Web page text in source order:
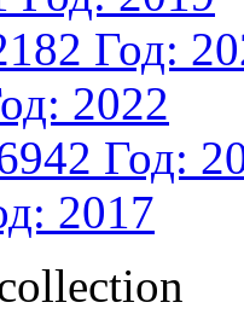
Год:
2022
Год:
2017